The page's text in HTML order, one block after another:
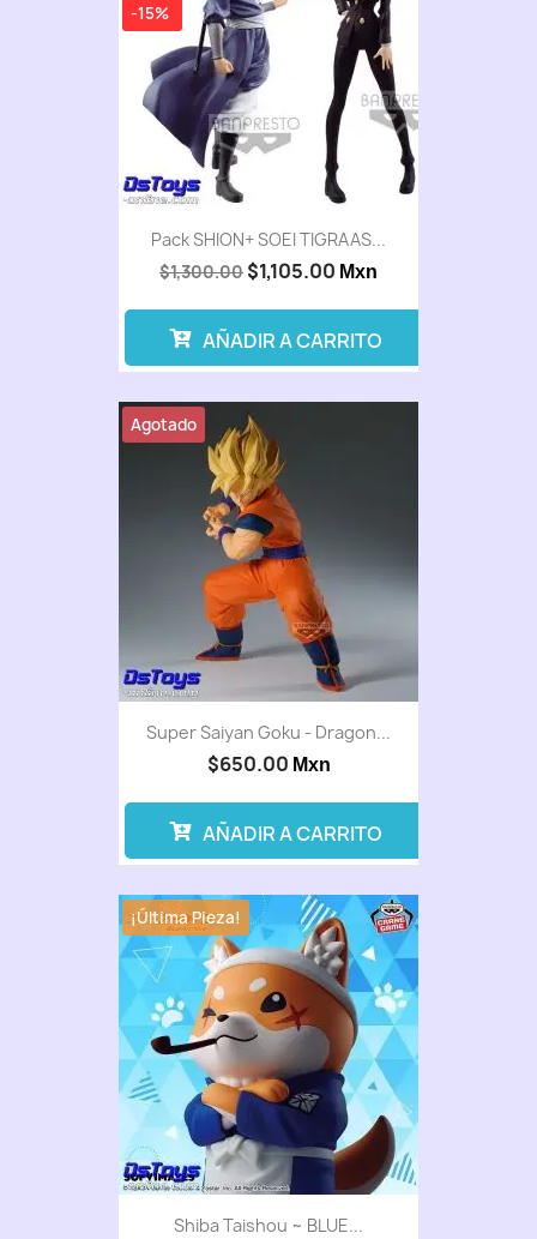
Pack SHION+ SOEI TIGRAAS...
$1,300.00 $1,105.00 Mxn
-15%
AÑADIR A CARRITO
Super Saiyan Goku - Dragon...
$650.00 Mxn
Agotado
AÑADIR A CARRITO
Shiba Taishou ~ BLUE...
¡Última Pieza!